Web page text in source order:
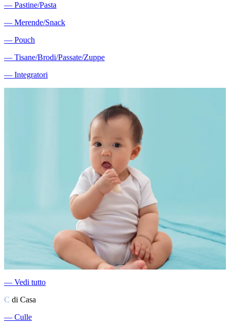
― Pastine/Pasta
― Merende/Snack
― Pouch
― Tisane/Brodi/Passate/Zuppe
― Integratori
― Vedi tutto
C di Casa
― Culle